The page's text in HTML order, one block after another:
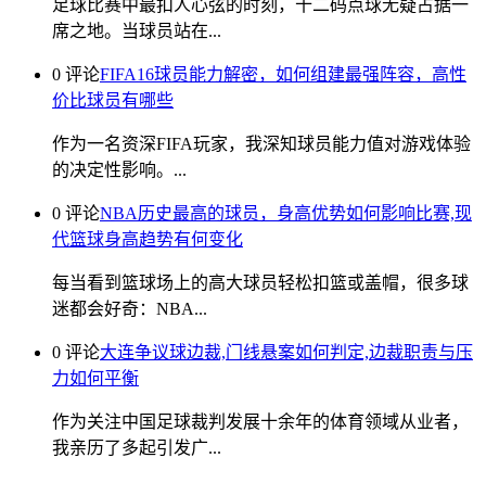
足球比赛中最扣人心弦的时刻，十二码点球无疑占据一
席之地。当球员站在...
0 评论FIFA16球员能力解密，如何组建最强阵容，高性
价比球员有哪些
作为一名资深FIFA玩家，我深知球员能力值对游戏体验
的决定性影响。...
0 评论NBA历史最高的球员，身高优势如何影响比赛,现
代篮球身高趋势有何变化
每当看到篮球场上的高大球员轻松扣篮或盖帽，很多球
迷都会好奇：NBA...
0 评论大连争议球边裁,门线悬案如何判定,边裁职责与压
力如何平衡
作为关注中国足球裁判发展十余年的体育领域从业者，
我亲历了多起引发广...